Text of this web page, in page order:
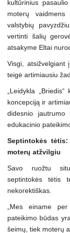
kultūrinius
moterų vaidmens
valstybių
vertinti šalių
atsakyme Eltai
Visgi, atsižvelgiant
teigė artimiausiu
„Leidykla
koncepciją ir
didesnio jautrumo
edukacinio
Septintokės
moterų atžvilgiu
Savo ruožtu
septintokės tėtis
nekorektiškas.
„Mes einame
pateikimo būdas
šeimų, tiek moterų